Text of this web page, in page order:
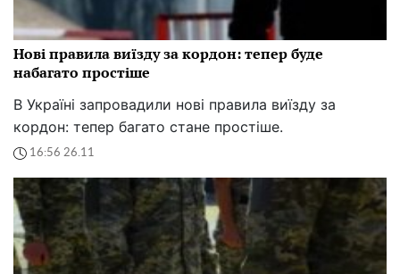
Нові правила виїзду за кордон: тепер буде
набагато простіше
В Україні запровадили нові правила виїзду за
кордон: тепер багато стане простіше.
16:56 26.11